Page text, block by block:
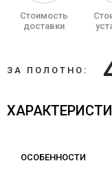
Стоимость
доставки
ЗА ПОЛОТНО:
ОСОБЕННОСТИ